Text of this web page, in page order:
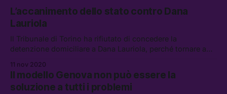
L’accanimento dello stato contro Dana
Lauriola
Il Tribunale di Torino ha rifiutato di concedere la
detenzione domiciliare a Dana Lauriola, perché tornare a
proselitismo e militanza ideologica”: una decisione che
svela come questo sia soprattutto un processo politico
11 nov 2020
Il modello Genova non può essere la
soluzione a tutti i problemi